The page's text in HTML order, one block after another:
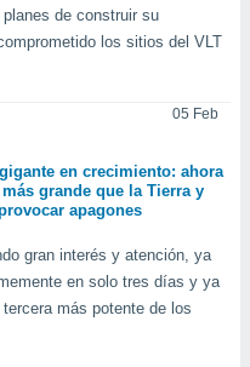
de construir su
los sitios del VLT
05 Feb
en crecimiento: ahora
grande que la Tierra y
apagones
gran interés y atención, ya
en solo tres días y ya
más potente de los